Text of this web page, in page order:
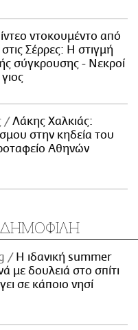
ντοκουμέντο από
Σέρρες: Η στιγμή
σύγκρουσης - Νεκροί
Λάκης Χαλκιάς:
στην κηδεία του
Αθηνών
ΔΗΜΟΦΙΛΗ
Η ιδανική summer
με δουλειά στο σπίτι
σε κάποιο νησί